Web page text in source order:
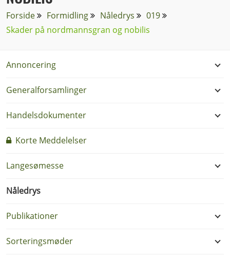
Forside Formidling Nåledrys
019
Skader på nordmannsgran og nobilis
Annoncering
Generalforsamlinger
Handelsdokumenter
Korte Meddelelser
Langesømesse
Nåledrys
Publikationer
Sorteringsmøder